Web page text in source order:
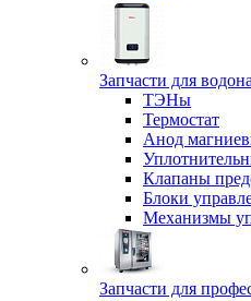
Запчасти для
ТЭНы
Термостат
Анод
Клапаны
Блоки
Механизмы
Запчасти для